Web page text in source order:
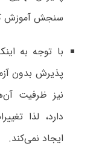
سنجش آموزش
با توجه به
پذیرش بدون
دارد، لذا
ایجاد نمی‌کند.